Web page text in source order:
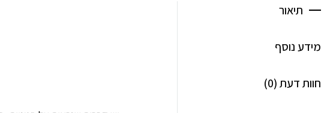
תיאור
מידע נוסף
חוות דעת (0)